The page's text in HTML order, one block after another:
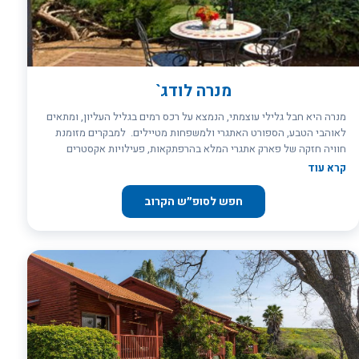
מנרה לודג`
מנרה היא חבל גלילי עוצמתי, הנמצא על רכס רמים בגליל העליון, ומתאים
לאוהבי הטבע, הספורט האתגרי ולמשפחות מטיילים. למבקרים מזומנת
חוויה חזקה של פארק אתגרי המלא בהרפתקאות, פעילויות אקסטרים
ולחובבי הספורט ממוקם בגובה של כ 900 מטר בליבו של קיבוץ מנרה
שבהרי נפתלי שהם חלק מרכס רמים מציע חווית אירוח ייחודית! מלבד
בראש מצוקי מנרה תוכלו להשקיף לנופי ארץ ישראל המדהימים: . רמת
הגולן, החרמון , עמק החולה העיר קריית שמונה שהם רק חלק קטן מהנופים
הנשקפים אצלנו.
קרא עוד
חפש לסופ״ש הקרוב